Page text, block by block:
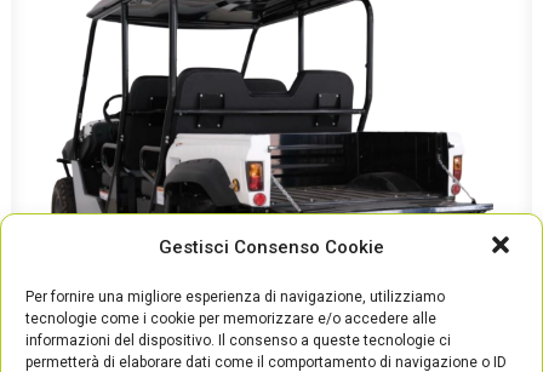
Gestisci Consenso Cookie
Per fornire una migliore esperienza di navigazione, utilizziamo
tecnologie come i cookie per memorizzare e/o accedere alle
informazioni del dispositivo. Il consenso a queste tecnologie ci
permetterà di elaborare dati come il comportamento di navigazione o ID